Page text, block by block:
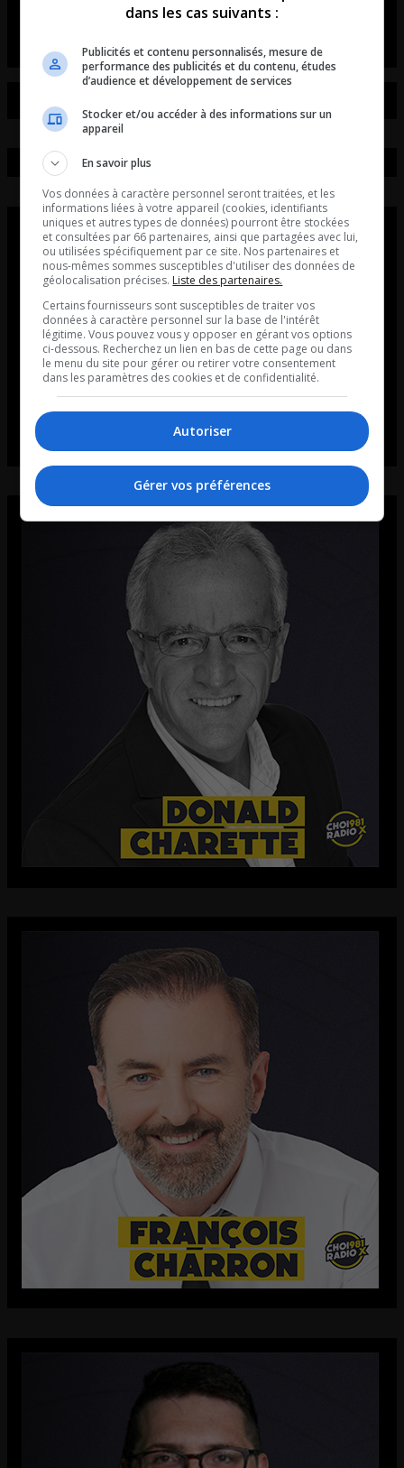
Entrevue avec Tristan Demers.
dans les cas suivants :
Publicités et contenu personnalisés, mesure de
performance des publicités et du contenu, études
d’audience et développement de services
Stocker et/ou accéder à des informations sur un
appareil
En savoir plus
Vos données à caractère personnel seront traitées, et les
informations liées à votre appareil (cookies, identifiants
uniques et autres types de données) pourront être stockées
et consultées par 66 partenaires, ainsi que partagées avec lui,
ou utilisées spécifiquement par ce site. Nos partenaires et
nous-mêmes sommes susceptibles d'utiliser des données de
géolocalisation précises. Liste des partenaires.
Certains fournisseurs sont susceptibles de traiter vos
données à caractère personnel sur la base de l'intérêt
légitime. Vous pouvez vous y opposer en gérant vos options
ci-dessous. Recherchez un lien en bas de cette page ou dans
le menu du site pour gérer ou retirer votre consentement
dans les paramètres des cookies et de confidentialité.
Autoriser
Gérer vos préférences